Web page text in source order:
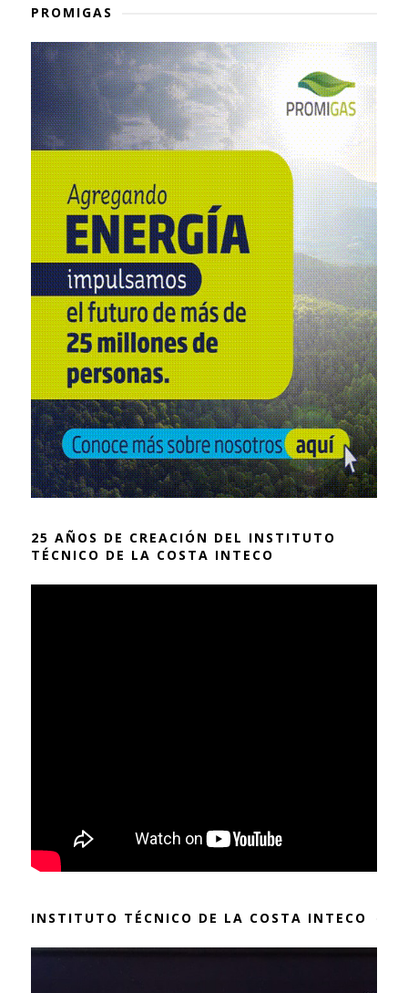
PROMIGAS
25 AÑOS DE CREACIÓN DEL INSTITUTO
TÉCNICO DE LA COSTA INTECO
INSTITUTO TÉCNICO DE LA COSTA INTECO